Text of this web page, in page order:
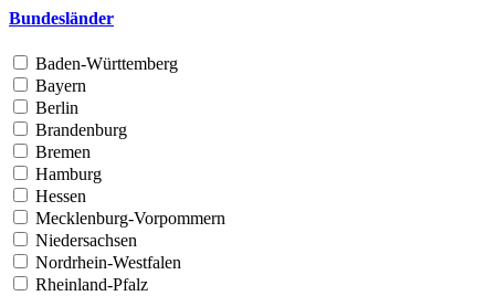
Bundesländer
Baden-Württemberg
Bayern
Berlin
Brandenburg
Bremen
Hamburg
Hessen
Mecklenburg-Vorpommern
Niedersachsen
Nordrhein-Westfalen
Rheinland-Pfalz